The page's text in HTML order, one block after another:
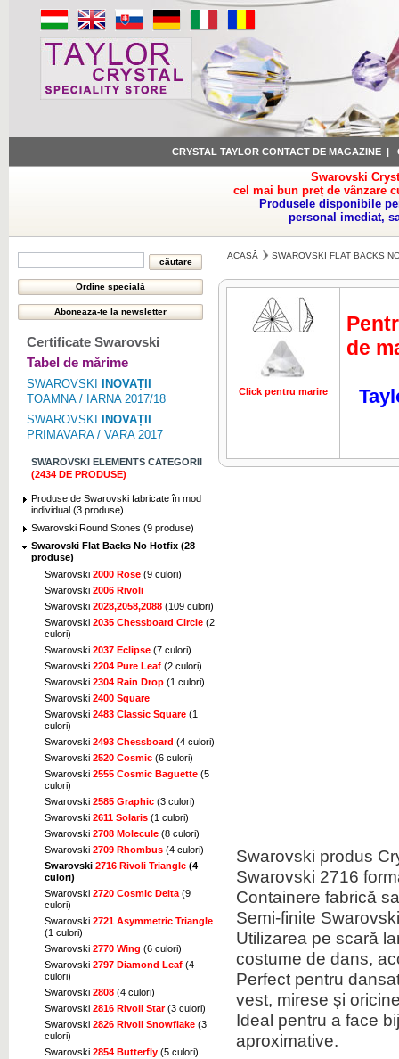
CRYSTAL TAYLOR CONTACT DE MAGAZINE |
Swarovski
cel mai bun preț de vânzare
Produsele disponibile
personal imediat,
Certificate Swarovski
Tabel de mărime
SWAROVSKI
INOVAȚII
TOAMNA / IARNA 2017/18
SWAROVSKI
INOVAȚII
PRIMAVARA / VARA 2017
SWAROVSKI ELEMENTS CATEGORII
(2434 DE PRODUSE)
Produse de Swarovski fabricate în mod
individual (3 produse)
Swarovski Round Stones (9 produse)
Swarovski Flat Backs No Hotfix (28
produse)
Swarovski 2000 Rose (9 culori)
Swarovski 2006 Rivoli
Swarovski 2028,2058,2088 (109 culori)
Swarovski 2035 Chessboard Circle (2
culori)
Swarovski 2037 Eclipse (7 culori)
Swarovski 2204 Pure Leaf (2 culori)
Swarovski 2304 Rain Drop (1 culori)
Swarovski 2400 Square
Swarovski 2483 Classic Square (1
culori)
Swarovski 2493 Chessboard (4 culori)
Swarovski 2520 Cosmic (6 culori)
Swarovski 2555 Cosmic Baguette (5
culori)
Swarovski 2585 Graphic (3 culori)
Swarovski 2611 Solaris (1 culori)
Swarovski 2708 Molecule (8 culori)
Swarovski 2709 Rhombus (4 culori)
Swarovski 2716 Rivoli Triangle (4
culori)
Swarovski 2720 Cosmic Delta (9
culori)
Swarovski 2721 Asymmetric Triangle
(1 culori)
Swarovski 2770 Wing (6 culori)
Swarovski 2797 Diamond Leaf (4
culori)
Swarovski 2808 (4 culori)
Swarovski 2816 Rivoli Star(3 culori)
Swarovski 2826 Rivoli Snowflake (3
culori)
Swarovski 2854 Butterfly (5 culori)
ACASĂ SWAROVSKI FLAT BACKS
Click pentru marire Click pentru
de
Swarovski produs
Swarovski 2716
Containere fabrică
Semi-finite Swarovski
Utilizarea pe scară
costume de dans,
Perfect pentru
vest, mirese și
Ideal pentru a face
aproximative.